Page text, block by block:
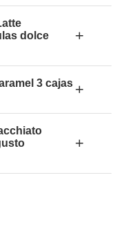
dolce
+
3 cajas +
+